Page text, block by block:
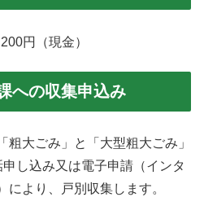
円（現金）
への収集申込み
粗大ごみ」と「大型粗大ごみ」
し込み又は電子申請（インタ
により、戸別収集します。